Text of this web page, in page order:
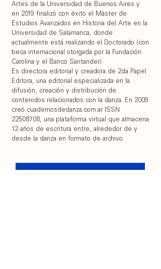
Artes de la Universidad de Buenos Aires y
en 2019 finalizó con éxito el Máster de
Estudios Avanzados en Historia del Arte en la
Universidad de Salamanca, donde
actualmente está realizando el Doctorado (con
beca internacional otorgada por la Fundación
Carolina y el Banco Santander).
Es directora editorial y creadora de 2da Papel
Editora, una editorial especializada en la
difusión, creación y distribución de
contenidos relacionados con la danza. En 2009
creó cuadernosdedanza.com.ar ISSN
22508708, una plataforma virtual que almacena
12 años de escritura entre, alrededor de y
desde la danza en formato de archivo.